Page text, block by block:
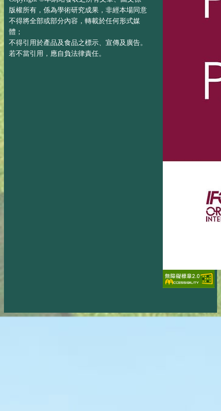
版權所有，係為學術研究成果，非經本場同意
不得將全部或部分內容，轉載於任何形式媒
體；
不得引用於產品及食品之標示、宣傳及廣告。
若不當引用，應自負法律責任。